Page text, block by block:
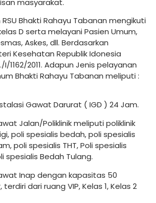
masyarakat.
Bhakti Rahayu Tabanan mengikuti
D serta melayani Pasien Umum,
Askes, dll. Berdasarkan
Kesehatan Republik Idonesia
I/1162/2011. Adapun Jenis pelayanan
Bhakti Rahayu Tabanan meliputi :
Gawat Darurat ( IGD ) 24 Jam.
Jalan/Poliklinik meliputi poliklinik
poli spesialis bedah, poli spesialis
poli spesialis THT, Poli spesialis
spesialis Bedah Tulang.
Inap dengan kapasitas 50
dari ruang VIP, Kelas 1, Kelas 2